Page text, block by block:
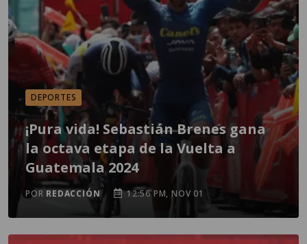
DEPORTES
¡Pura vida! Sebastián Brenes gana
la octava etapa de la Vuelta a
Guatemala 2024
POR REDACCIÓN 12:56 PM, NOV 01